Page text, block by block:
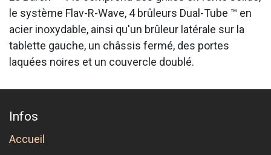
le système Flav-R-Wave, 4 brûleurs Dual-Tube ™ en
acier inoxydable, ainsi qu'un brûleur latérale sur la
tablette gauche, un châssis fermé, des portes
laquées noires et un couvercle doublé.
Infos
Accueil